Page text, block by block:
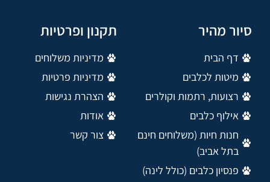
סיור מהיר
דף הבית
מיטות לכלבים
רצועות, רתמות וקולרים
אילוף כלבים
חנות חיות (משלוחים חינם
בתל אביב)
פנסיון כלבים (כולל לינה)
תקנון ופרטיות
מדיניות משלוחים
מדיניות פרטיות
הצהרת נגישות
אודות
צור קשר